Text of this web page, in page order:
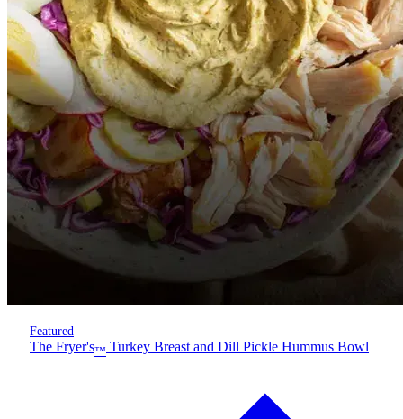
Featured
The Fryer's™ Turkey Breast and Dill Pickle Hummus Bowl